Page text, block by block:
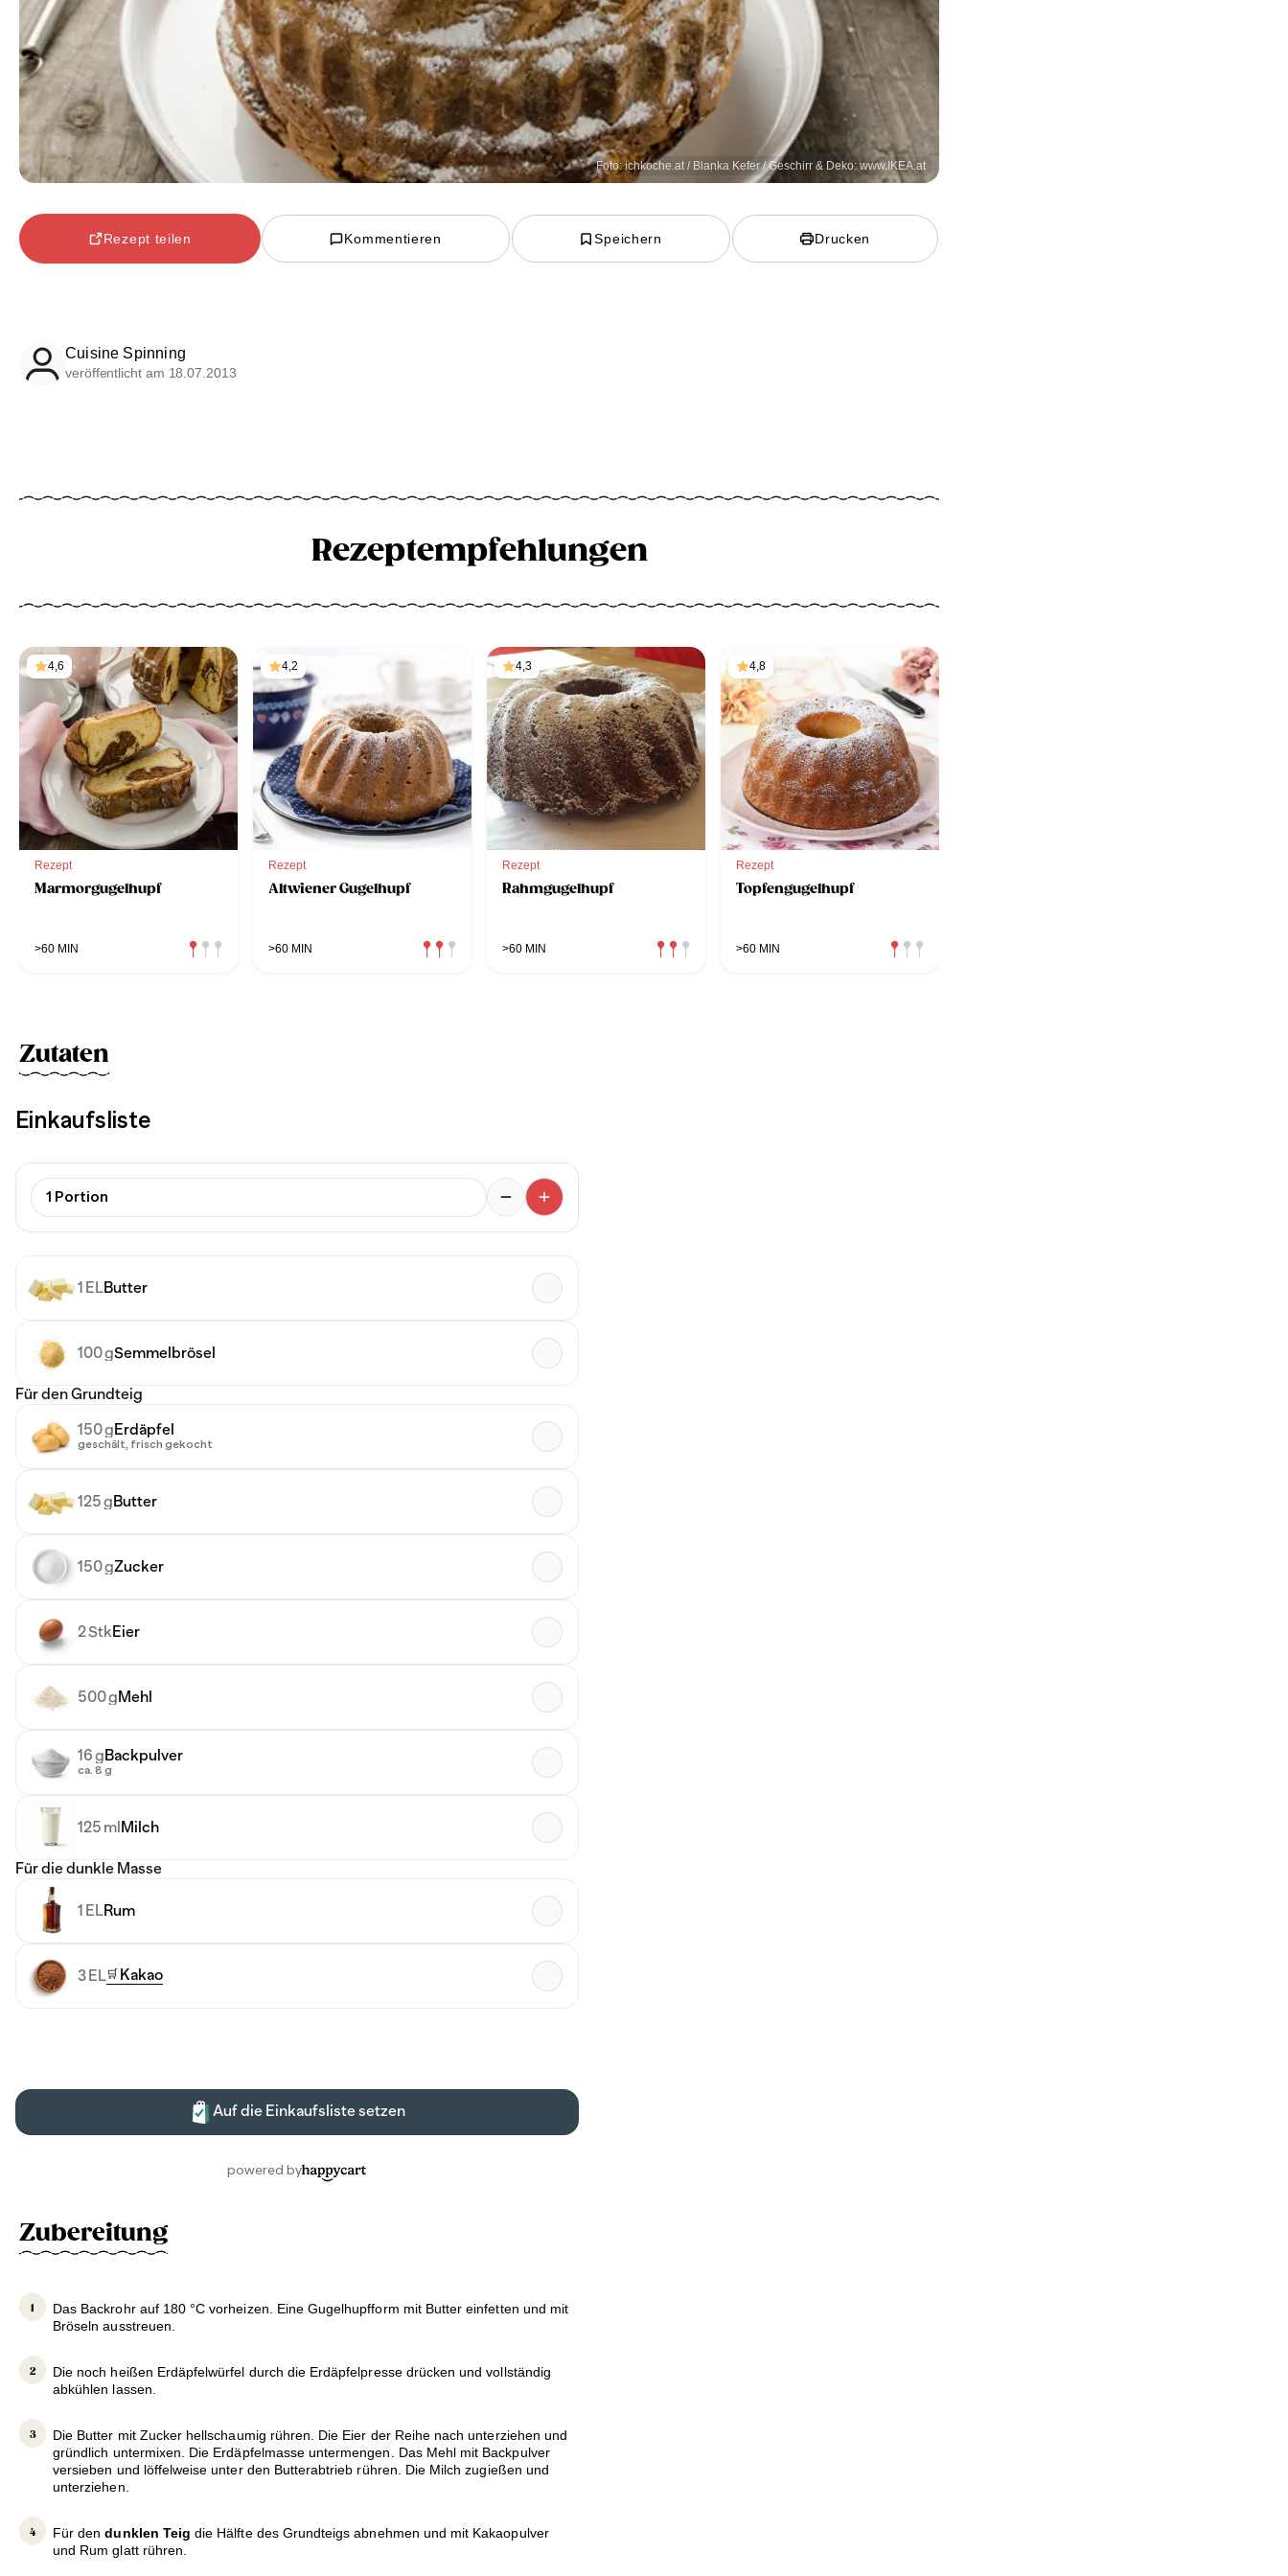
Foto: ichkoche.at / Blanka Kefer / Geschirr & Deko: www.IKEA.at
Rezept teilen Kommentieren Speichern Drucken
Cuisine Spinning
veröffentlicht am 18.07.2013
Rezeptempfehlungen
4,6
Rezept
Marmorgugelhupf
>60 MIN
4,2
Rezept
Altwiener Gugelhupf
>60 MIN
4,3
Rezept
Rahmgugelhupf
>60 MIN
4,8
Rezept
Topfengugelhupf
>60 MIN
Zutaten
Zubereitung
Das Backrohr auf 180 °C vorheizen. Eine Gugelhupfform mit Butter einfetten und mit
Bröseln ausstreuen.
Die noch heißen Erdäpfelwürfel durch die Erdäpfelpresse drücken und vollständig
abkühlen lassen.
Die Butter mit Zucker hellschaumig rühren. Die Eier der Reihe nach unterziehen und
gründlich untermixen. Die Erdäpfelmasse untermengen. Das Mehl mit Backpulver
versieben und löffelweise unter den Butterabtrieb rühren. Die Milch zugießen und
unterziehen.
Für dendunklen Teig die Hälfte des Grundteigs abnehmen und mit Kakaopulver
und Rum glatt rühren.